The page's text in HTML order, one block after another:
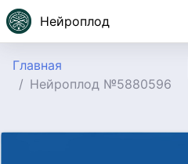
Нейроплод
Главная
Нейроплод №5880596